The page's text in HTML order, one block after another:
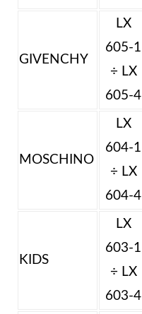
GIVENCHY
LX
605-1
÷ LX
605-4
MOSCHINO
LX
604-1
÷ LX
604-4
KIDS
LX
603-1
÷ LX
603-4